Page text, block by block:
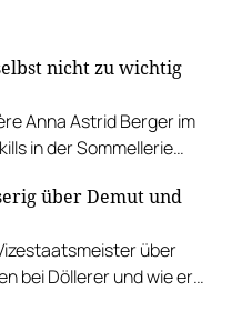
nicht zu wichtig
Anna Astrid Berger im
in der Sommellerie
so cool zu
über Demut und
über
bei Döllerer und wie er